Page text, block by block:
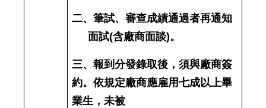
二、筆試、審查成績通過者再通知
面試(含廠商面談)。
三、報到分發錄取後，須與廠商簽
約。依規定廠商應雇用七成以上畢
業生，未被